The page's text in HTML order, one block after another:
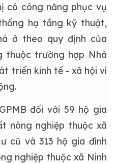
có công năng phục vụ
hạ tầng kỹ thuật,
ở theo quy định của
thuộc trường hợp Nhà
triển kinh tế - xã hội vì
đối với 59 hộ gia
nông nghiệp thuộc xã
cũ và 313 hộ gia đình
nghiệp thuộc xã Ninh